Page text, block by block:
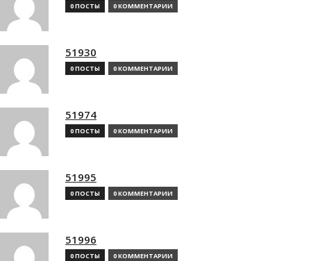
0 ПОСТЫ 0 КОММЕНТАРИИ
51930
0 ПОСТЫ 0 КОММЕНТАРИИ
51974
0 ПОСТЫ 0 КОММЕНТАРИИ
51995
0 ПОСТЫ 0 КОММЕНТАРИИ
51996
0 ПОСТЫ 0 КОММЕНТАРИИ